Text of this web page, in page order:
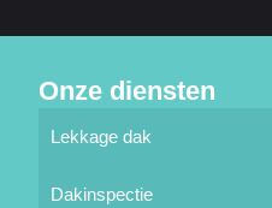
Onze diensten
Lekkage dak
Dakinspectie